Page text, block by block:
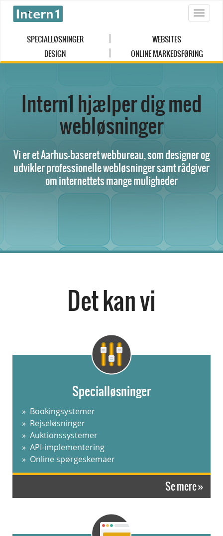
Toggle
SPECIALLØSNINGER
WEBSITES
DESIGN
ONLINE MARKEDSFØRING
Intern1 hjælper dig med
webløsninger
Vi er et Aarhus-baseret webbureau, som designer og
udvikler professionelle webløsninger samt rådgiver
om internettets mange muligheder
Det kan vi
Specialløsninger
Bookingsystemer
Rejseløsninger
Auktionssystemer
API-implementering
Online spørgeskemaer
Se mere »